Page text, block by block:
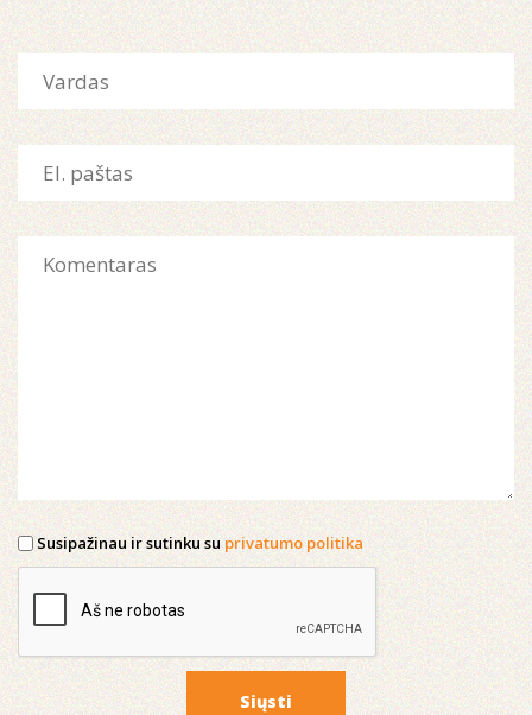
Susipažinau ir sutinku su privatumo politika
Siųsti